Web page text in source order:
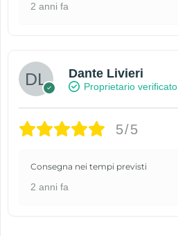
2 anni fa
Dante Livieri
Proprietario verificato
5/5
Consegna nei tempi previsti
2 anni fa